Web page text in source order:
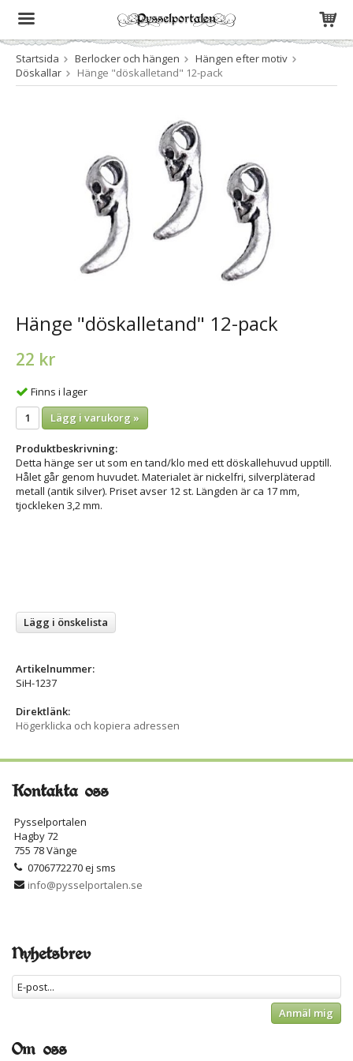
Produkten har blivit tillagd i varukorgen
Startsida Berlocker och hängen
Hängen efter motiv
Döskallar
Hänge "döskalletand" 12-pack
Hänge "döskalletand" 12-pack
22 kr
Finns i lager
Lägg i varukorg »
Produktbeskrivning:
Detta hänge ser ut som en tand/klo med ett döskallehuvud upptill.
Hålet går genom huvudet. Materialet är nickelfri, silverpläterad
metall (antik silver). Priset avser 12 st. Längden är ca 17 mm,
tjockleken 3,2 mm.
Lägg i önskelista
Artikelnummer:
SiH-1237
Direktlänk:
Högerklicka och kopiera adressen
Kontakta oss
Pysselportalen
Hagby 72
755 78 Vänge
0706772270 ej sms
info@pysselportalen.se
Nyhetsbrev
Anmäl mig
Om oss